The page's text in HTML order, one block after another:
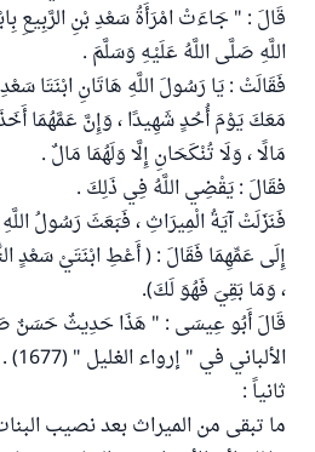
قَالَ : " جَاءَتْ امْرَأَةُ سَعْدِ بْنِ الرَّبِيعِ
اللَّهِ صَلَّى اللَّهُ عَلَيْهِ وَسَلَّمَ .
فَقَالَتْ : يَا رَسُولَ اللَّهِ هَاتَانِ ابْنَتَا
مَعَكَ يَوْمَ أُحُدٍ شَهِيدًا ، وَإِنَّ عَمَّهُمَا أَخَذَ
مَالًا ، وَلَا تُنْكَحَانِ إِلَّا وَلَهُمَا مَالٌ .
فقَالَ : يَقْضِي اللَّهُ فِي ذَلِكَ .
فَنَزَلَتْ آيَةُ الْمِيرَاثِ ، فَبَعَثَ رَسُولُ
إِلَى عَمِّهِمَا فَقَالَ : ( أَعْطِ ابْنَتَيْ سَعْدٍ
، وَمَا بَقِيَ فَهُوَ لَكَ).
قَالَ أَبُو عِيسَى : " هَذَا حَدِيثٌ حَسَنٌ
الألباني في " إرواء الغليل " (1677) .
ثانياً :
ما تبقى من الميراث بعد نصيب